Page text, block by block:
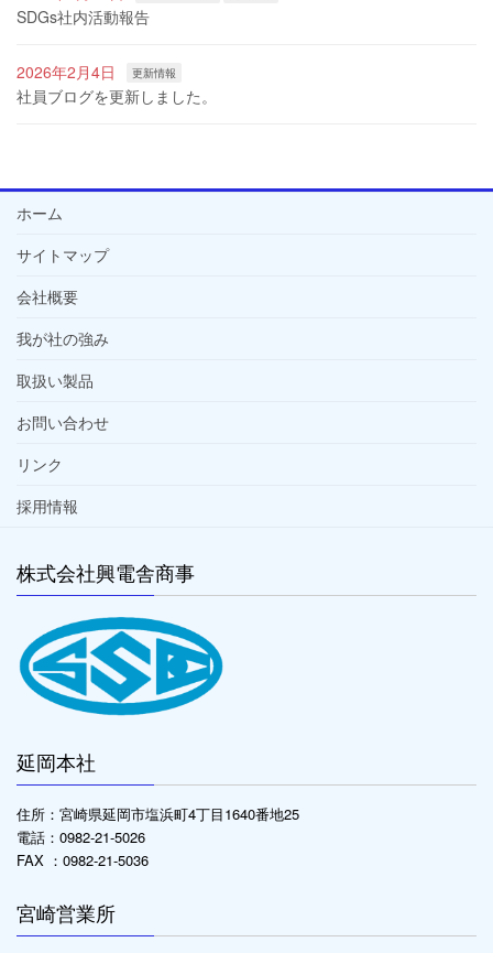
SDGs社内活動報告
2026年2月4日 更新情報
社員ブログを更新しました。
ホーム
サイトマップ
会社概要
我が社の強み
取扱い製品
お問い合わせ
リンク
採用情報
株式会社興電舎商事
延岡本社
住所：宮崎県延岡市塩浜町4丁目1640番地25
電話：0982-21-5026
FAX ：0982-21-5036
宮崎営業所